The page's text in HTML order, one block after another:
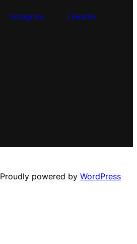
Instagram Linkedin
Proudly powered by WordPress